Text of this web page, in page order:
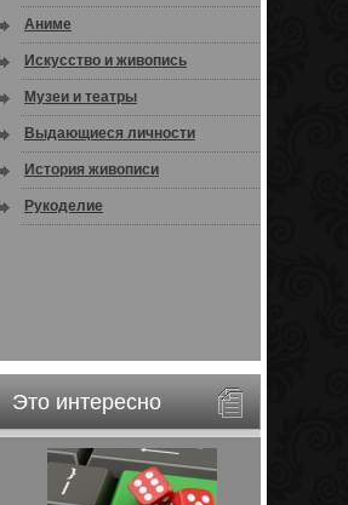
Аниме
Искусство и живопись
Музеи и театры
Выдающиеся личности
История живописи
Рукоделие
Это интересно